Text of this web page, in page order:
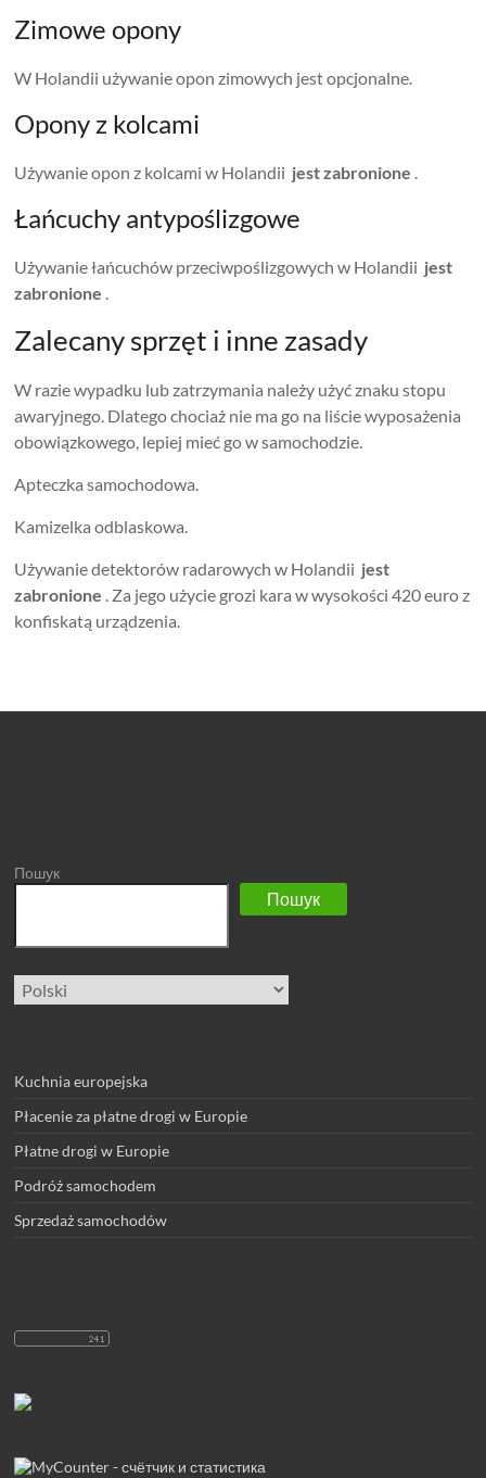
Zimowe opony
W Holandii używanie opon zimowych jest opcjonalne.
Opony z kolcami
Używanie opon z kolcami w Holandii jest zabronione .
Łańcuchy antypoślizgowe
Używanie łańcuchów przeciwpoślizgowych w Holandii jest
zabronione .
Zalecany sprzęt i inne zasady
W razie wypadku lub zatrzymania należy użyć znaku stopu
awaryjnego. Dlatego chociaż nie ma go na liście wyposażenia
obowiązkowego, lepiej mieć go w samochodzie.
Apteczka samochodowa.
Kamizelka odblaskowa.
Używanie detektorów radarowych w Holandii jest
zabronione . Za jego użycie grozi kara w wysokości 420 euro z
konfiskatą urządzenia.
Пошук
Пошук
Wybierz
język
Kuchnia europejska
Płacenie za płatne drogi w Europie
Płatne drogi w Europie
Podróż samochodem
Sprzedaż samochodów